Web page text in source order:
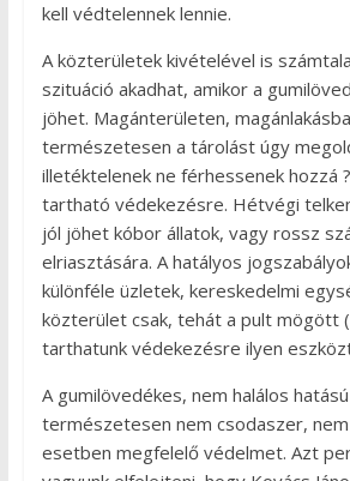
kell védtelennek lennie.
A közterületek kivételével is
szituáció akadhat, amikor a
jöhet. Magánterületen,
természetesen a tárolást úgy
illetéktelenek ne férhessenek hozzá
tartható védekezésre. Hétvégi
jól jöhet kóbor állatok, vagy rossz
elriasztására. A hatályos
különféle üzletek, kereskedelmi
közterület csak, tehát a pult mögött
tarthatunk védekezésre ilyen
A gumilövedékes, nem halálos
természetesen nem csodaszer,
esetben megfelelő védelmet. Azt